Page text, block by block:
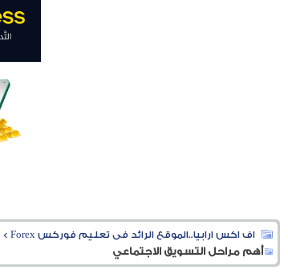
اف اكس ارابيا..الموقع الرائد فى تعليم فوركس Forex >
أهم مراحل التسويق الاجتماعي